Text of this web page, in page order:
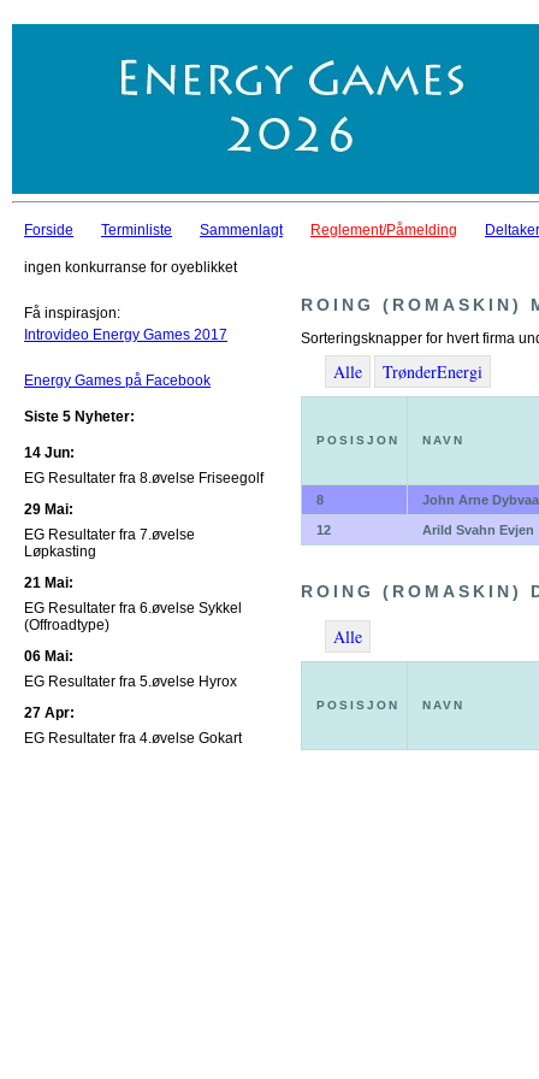
Forside Terminliste Sammenlagt Reglement/Påmelding
ingen konkurranse for oyeblikket
Få inspirasjon:
Introvideo Energy Games 2017
Energy Games på Facebook
Siste 5 Nyheter:
14 Jun:
EG Resultater fra 8.øvelse Friseegolf
29 Mai:
EG Resultater fra 7.øvelse
Løpkasting
21 Mai:
EG Resultater fra 6.øvelse Sykkel
(Offroadtype)
06 Mai:
EG Resultater fra 5.øvelse Hyrox
27 Apr:
EG Resultater fra 4.øvelse Gokart
ROING (ROMASKIN)
Sorteringsknapper for hvert firma
Alle TrønderEnergi
POSISJON NAVN
8 John Arne
12 Arild Svahn Evjen
ROING (ROMASKIN)
Alle
POSISJON NAVN